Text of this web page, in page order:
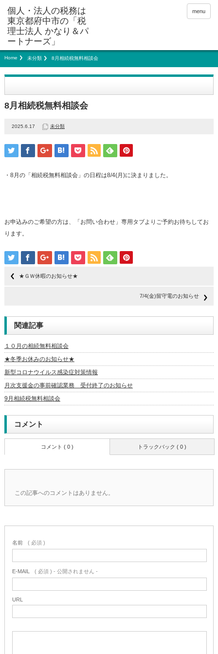
menu
Home 未分類 8月相続税無料相談会
8月相続税無料相談会
2025.6.17 未分類
・8月の「相続税無料相談会」の日程は8/4(月)に決まりました。
お申込みのご希望の方は、「お問い合わせ」専用タブよりご予約お待ちしてお
ります。
★ＧＷ休暇のお知らせ★
7/4(金)留守電のお知らせ
関連記事
１０月の相続無料相談会
★冬季お休みのお知らせ★
新型コロナウイルス感染症対策情報
月次支援金の事前確認業務 受付終了のお知らせ
9月相続税無料相談会
コメント
トラックバック ( 0 )
コメント ( 0 )
この記事へのコメントはありません。
名前 ( 必須 )
E-MAIL ( 必須 ) - 公開されません -
URL